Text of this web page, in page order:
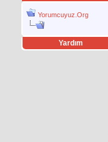
Yorumcuyuz.Org
Yardım